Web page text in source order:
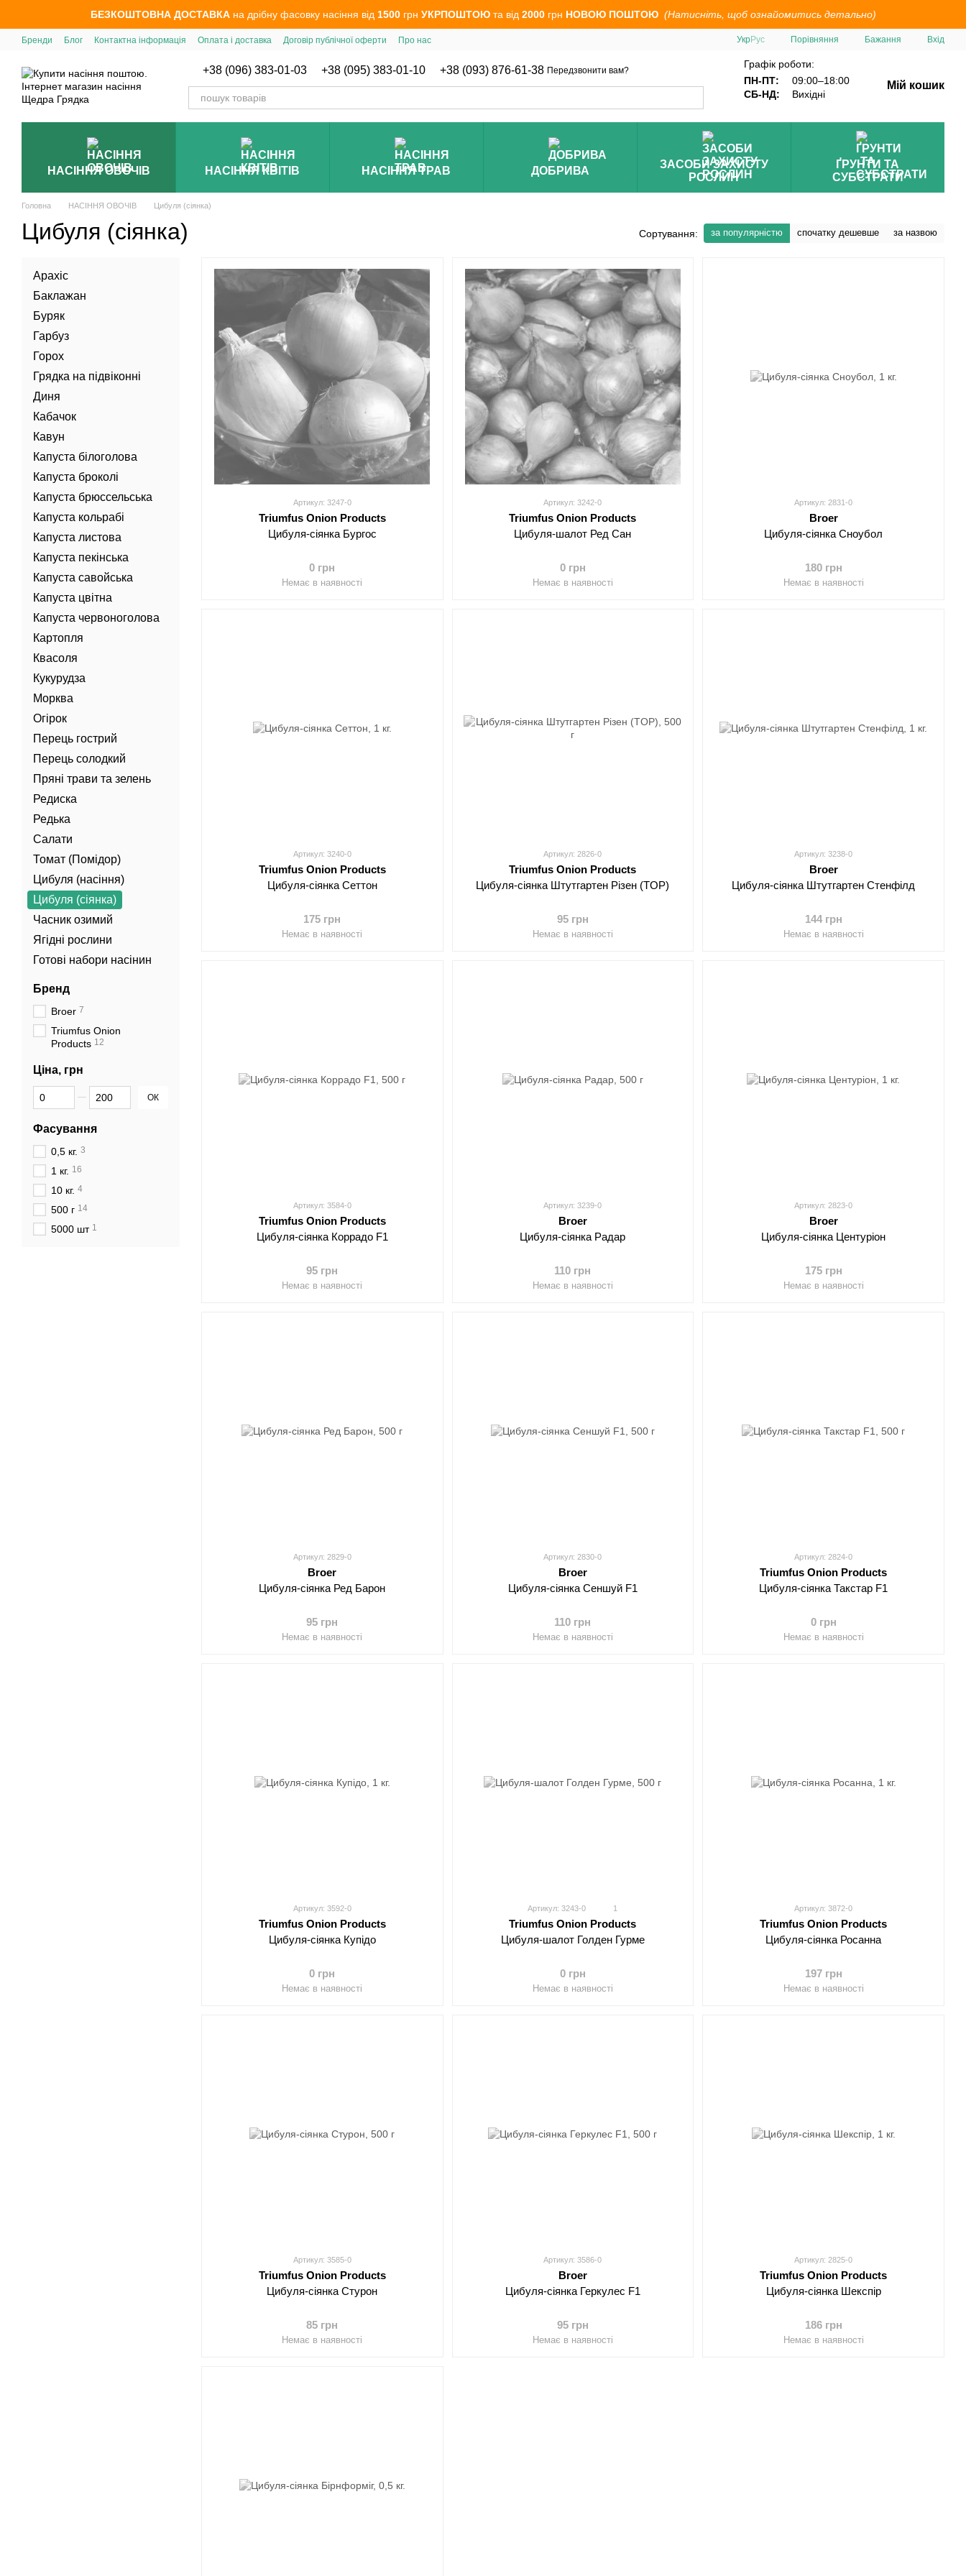
Перейти до основного контентуБЕЗКОШТОВНА ДОСТАВКА на дрібну фасовку насіння від 1500грн УКРПОШТОЮта від 2000грн НОВОЮ ПОШТОЮ (Натисніть, щоб ознайомитись детально)
Бренди Блог Контактна інформація Оплата і доставка Договір публічної оферти Про нас УкрРус Порівняння Бажання Вхід
+38 (096) 383-01-03 +38 (095) 383-01-10 +38 (093) 876-61-38 Передзвонити вам?
Графік роботи:
ПН-ПТ:
09:00–18:00
СБ-НД:
Вихідні
Мій кошик
НАСІННЯ ОВОЧІВ НАСІННЯ КВІТІВ НАСІННЯ ТРАВ ДОБРИВА
ЗАСОБИ ЗАХИСТУ
РОСЛИН
ҐРУНТИ ТА
СУБСТРАТИ
Головна НАСІННЯ ОВОЧІВ Цибуля (сіянка)
Цибуля (сіянка) Сортування: за популярністю спочатку дешевше за назвою
Артикул: 3247-0
Triumfus Onion Products
Цибуля-сіянка Бургос
0 грн
Немає в наявності
Артикул: 3242-0
Triumfus Onion Products
Цибуля-шалот Ред Сан
0 грн
Немає в наявності
Артикул: 2831-0
Broer
Цибуля-сіянка Сноубол
180 грн
Немає в наявності
Артикул: 3240-0
Triumfus Onion Products
Цибуля-сіянка Сеттон
175 грн
Немає в наявності
Артикул: 2826-0
Triumfus Onion Products
Цибуля-сіянка Штутгартен Різен (TOP)
95 грн
Немає в наявності
Артикул: 3238-0
Broer
Цибуля-сіянка Штутгартен Стенфілд
144 грн
Немає в наявності
Артикул: 3584-0
Triumfus Onion Products
Цибуля-сіянка Коррадо F1
95 грн
Немає в наявності
Артикул: 3239-0
Broer
Цибуля-сіянка Радар
110 грн
Немає в наявності
Артикул: 2823-0
Broer
Цибуля-сіянка Центуріон
175 грн
Немає в наявності
Артикул: 2829-0
Broer
Цибуля-сіянка Ред Барон
95 грн
Немає в наявності
Артикул: 2830-0
Broer
Цибуля-сіянка Сеншуй F1
110 грн
Немає в наявності
Артикул: 2824-0
Triumfus Onion Products
Цибуля-сіянка Такстар F1
0 грн
Немає в наявності
Артикул: 3592-0
Triumfus Onion Products
Цибуля-сіянка Купідо
0 грн
Немає в наявності
Артикул: 3243-0 1
Triumfus Onion Products
Цибуля-шалот Голден Гурме
0 грн
Немає в наявності
Артикул: 3872-0
Triumfus Onion Products
Цибуля-сіянка Росанна
197 грн
Немає в наявності
Артикул: 3585-0
Triumfus Onion Products
Цибуля-сіянка Стурон
85 грн
Немає в наявності
Артикул: 3586-0
Broer
Цибуля-сіянка Геркулес F1
95 грн
Немає в наявності
Артикул: 2825-0
Triumfus Onion Products
Цибуля-сіянка Шекспір
186 грн
Немає в наявності
Арахіс
Баклажан
Буряк
Гарбуз
Горох
Грядка на підвіконні
Диня
Кабачок
Кавун
Капуста білоголова
Капуста броколі
Капуста брюссельська
Капуста кольрабі
Капуста листова
Капуста пекінська
Капуста савойська
Капуста цвітна
Капуста червоноголова
Картопля
Квасоля
Кукурудза
Морква
Огірок
Перець гострий
Перець солодкий
Пряні трави та зелень
Редиска
Редька
Салати
Томат (Помідор)
Цибуля (насіння)
Цибуля (сіянка)
Часник озимий
Ягідні рослини
Готові набори насінин
Бренд
Broer 7
Triumfus Onion
Products 12
Ціна, грн
Від Ціна, грн
До Ціна, грн ОК
Фасування
0,5 кг. 3
1 кг. 16
10 кг. 4
500 г 14
5000 шт 1